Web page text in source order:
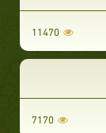
11470
7170